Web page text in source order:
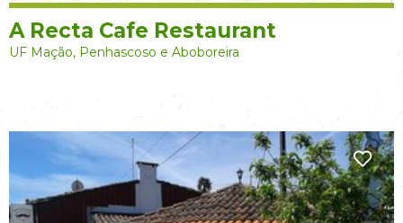
A Recta Cafe Restaurant
UF Mação, Penhascoso e Aboboreira